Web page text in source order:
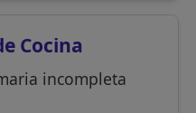
Cocina
incompleta